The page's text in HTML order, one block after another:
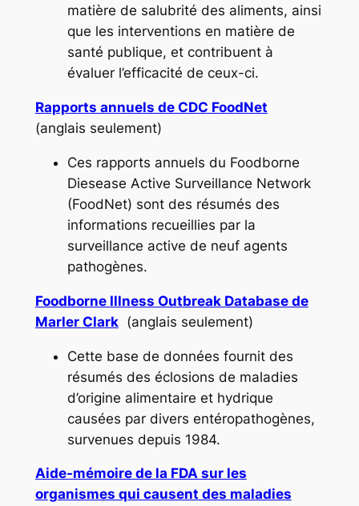
matière de salubrité des aliments, ainsi
que les interventions en matière de
santé publique, et contribuent à
évaluer l’efficacité de ceux-ci.
Rapports annuels de CDC FoodNet
(anglais seulement)
Ces rapports annuels du Foodborne
Diesease Active Surveillance Network
(FoodNet) sont des résumés des
informations recueillies par la
surveillance active de neuf agents
pathogènes.
Foodborne Illness Outbreak Database de
Marler Clark(anglais seulement)
Cette base de données fournit des
résumés des éclosions de maladies
d’origine alimentaire et hydrique
causées par divers entéropathogènes,
survenues depuis 1984.
Aide-mémoire de la FDA sur les
organismes qui causent des maladies